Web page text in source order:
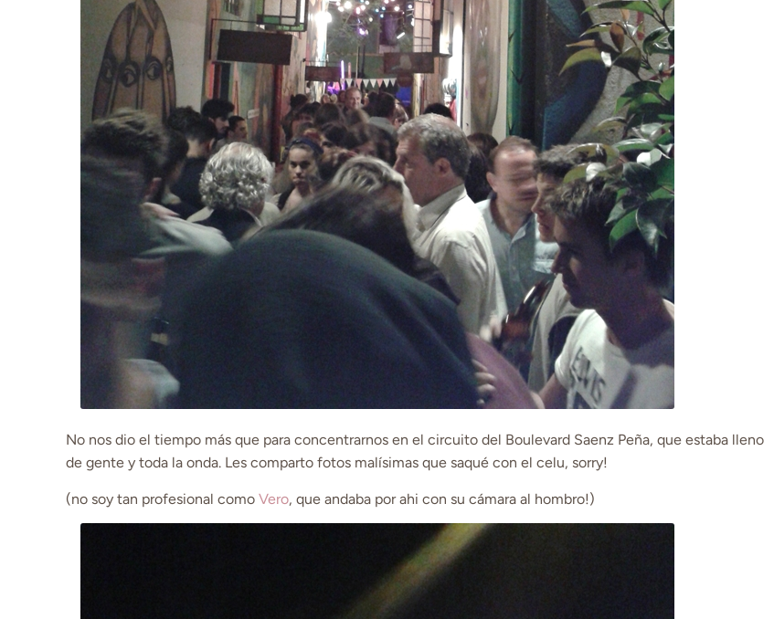
No nos dio el tiempo más que para concentrarnos en el circuito del Boulevard Saenz Peña, que estaba lleno
de gente y toda la onda. Les comparto fotos malísimas que saqué con el celu, sorry!
(no soy tan profesional como Vero, que andaba por ahi con su cámara al hombro!)